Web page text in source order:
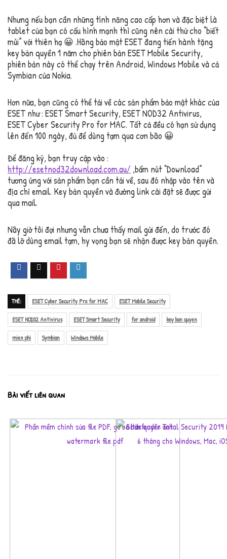
Nhưng nếu bạn cần những tính năng cao cấp hơn và đặc biệt là
tablet của bạn có cấu hình mạnh thì cũng nên cài thử cho “biết
mùi” với thiên hạ 😀 .Hãng bảo mật ESET đang tiến hành tặng
key bản quyền 1 năm cho phiên bản ESET Mobile Security,
phiên bản này có thể chạy trên Android, Windows Mobile và cả
Symbian của Nokia.
Hơn nữa, bạn cũng có thể tải về các sản phẩm bảo mật khác của
ESET như : ESET Smart Security, ESET NOD32 Antivirus,
ESET Cyber Security Pro for MAC. Tất cả đều có hạn sử dụng
lên đến 100 ngày, đủ để dùng tạm qua cơn bão 😀
Để đăng ký, bạn truy cập vào :
http://esetnod32download.com.au/ ,bấm nút “Download”
tương ứng với sản phẩm bạn cần tải về, sau đó nhập vào tên và
địa chỉ email. Key bản quyền và đường link cài đặt sẽ được gửi
qua mail.
Nãy giờ tôi đợi nhưng vẫn chưa thấy mail gửi đến, do trước đó
đã lỡ dùng email tạm, hy vọng bạn sẽ nhận được key bản quyền.
THẺ: ESET Cyber Security Pro for MAC ESET Mobile Security
ESET NOD32 Antivirus ESET Smart Security for android key ban quyen
mien phi Symbian Windows Mobile
Bài viết liên quan